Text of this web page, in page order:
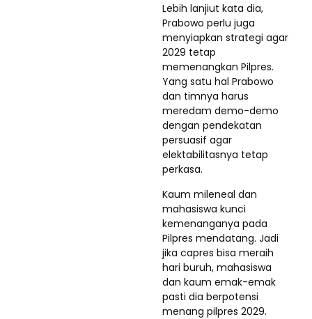
Lebih lanjiut kata dia,
Prabowo perlu juga
menyiapkan strategi agar
2029 tetap
memenangkan Pilpres.
Yang satu hal Prabowo
dan timnya harus
meredam demo-demo
dengan pendekatan
persuasif agar
elektabilitasnya tetap
perkasa.
Kaum mileneal dan
mahasiswa kunci
kemenanganya pada
Pilpres mendatang. Jadi
jika capres bisa meraih
hari buruh, mahasiswa
dan kaum emak-emak
pasti dia berpotensi
menang pilpres 2029.